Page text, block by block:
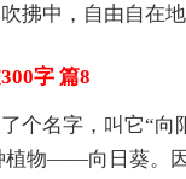
拂中，自由自在
字 篇8
个名字，叫它“向
植物——向日葵。